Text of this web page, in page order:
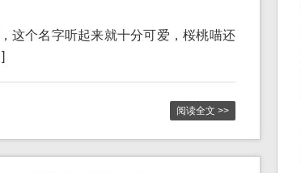
这个名字听起来就十分可爱，桜桃喵还
阅读全文 >>